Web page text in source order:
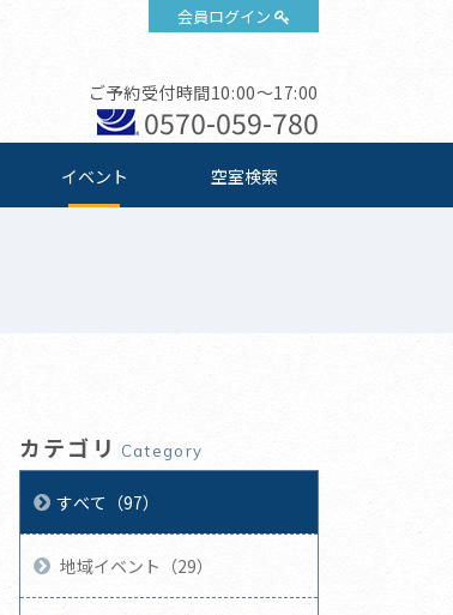
会員ログイン
ご予約受付時間10:00～17:00
0570-059-780
イベント 空室検索
カテゴリ Category
すべて（97）
地域イベント（29）